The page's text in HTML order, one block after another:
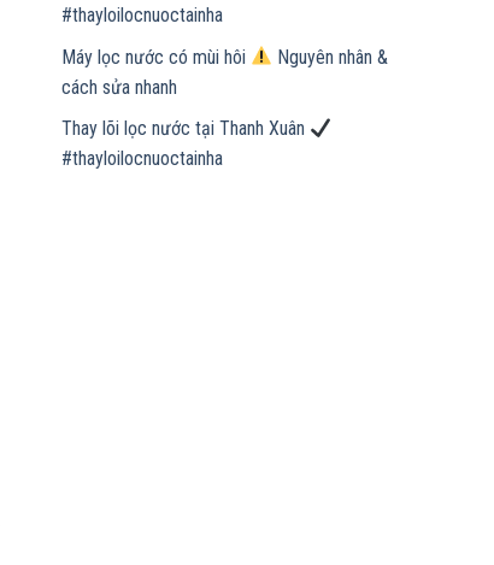
#thayloilocnuoctainha
Máy lọc nước có mùi hôi
Nguyên nhân &
cách sửa nhanh
Thay lõi lọc nước tại Thanh Xuân
#thayloilocnuoctainha